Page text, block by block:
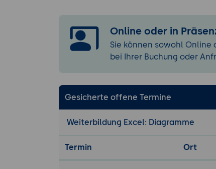
Online oder in
Sie können sowohl Online
bei Ihrer Buchung oder
Gesicherte offene Termine
Weiterbildung Excel: Diagramme
Termin Ort